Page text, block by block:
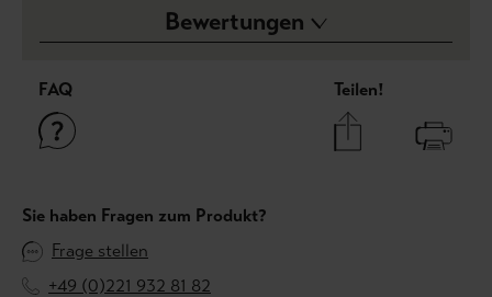
Bewertungen
FAQ Teilen!
Sie haben Fragen zum Produkt?
Frage stellen
+49 (0)221 932 81 82